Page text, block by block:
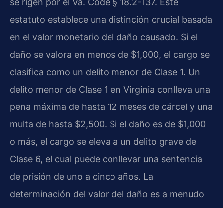
se rigen por el Va. Code § 18.2-137. Este
estatuto establece una distinción crucial basada
en el valor monetario del daño causado. Si el
daño se valora en menos de $1,000, el cargo se
clasifica como un delito menor de Clase 1. Un
delito menor de Clase 1 en Virginia conlleva una
pena máxima de hasta 12 meses de cárcel y una
multa de hasta $2,500. Si el daño es de $1,000
o más, el cargo se eleva a un delito grave de
Clase 6, el cual puede conllevar una sentencia
de prisión de uno a cinco años. La
determinación del valor del daño es a menudo